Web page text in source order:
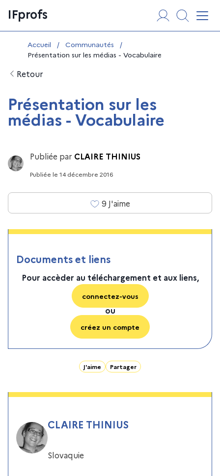
au
contenu
IFprofs
Vous êtes ici :
Accueil / Communautés
/
Présentation sur les médias - Vocabulaire
Retour
Présentation sur les
médias - Vocabulaire
Publiée par CLAIRE THINIUS
Publiée le 14 décembre 2016
9 J'aime
Documents et liens
Pour accèder au téléchargement et aux liens,
connectez-vous
ou
créez un compte
J'aime Partager
CLAIRE THINIUS
Slovaquie